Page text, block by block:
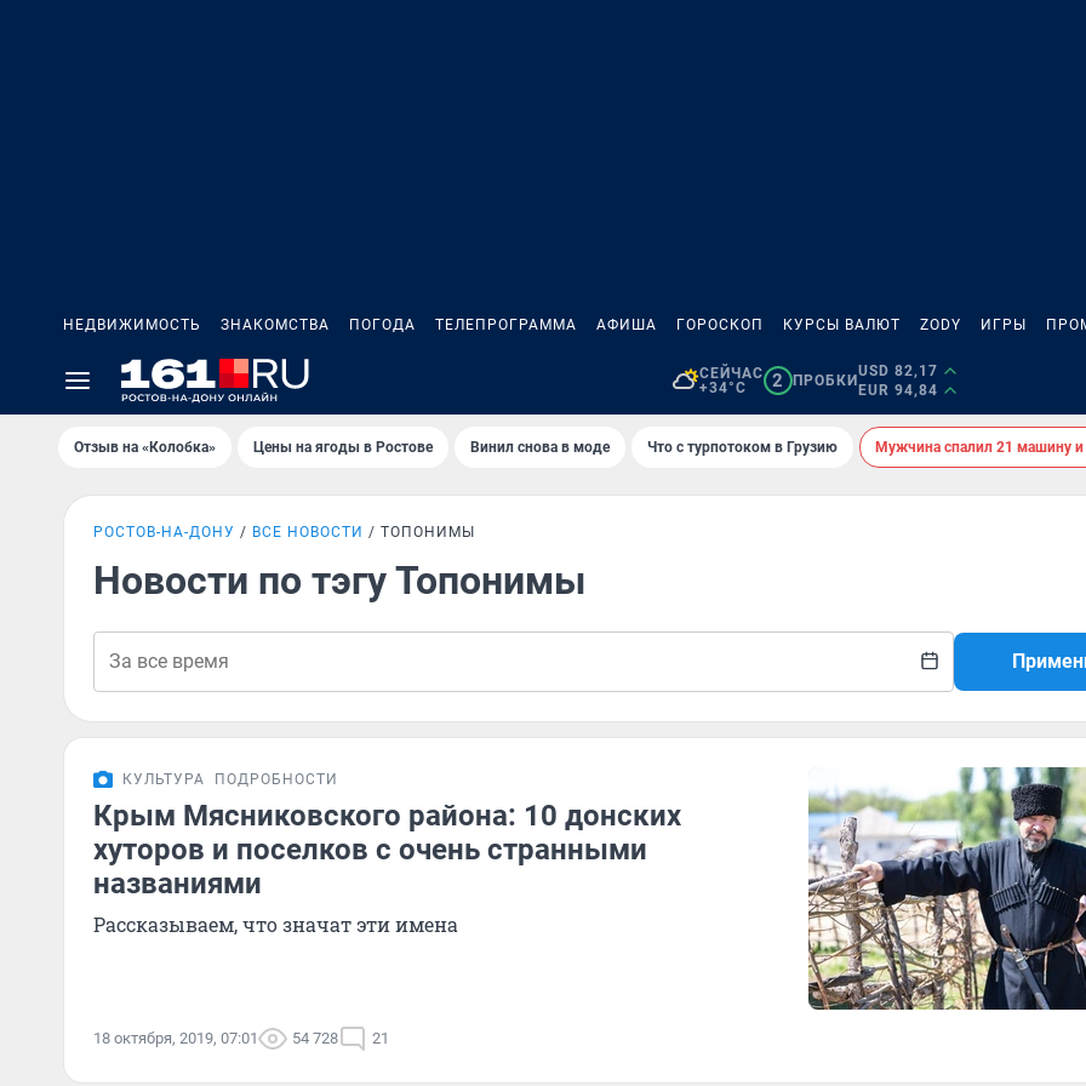
НЕДВИЖИМОСТЬ ЗНАКОМСТВА ПОГОДА ТЕЛЕПРОГРАММА АФИША ГОРОСКОП КУРСЫ ВАЛЮТ ZODY ИГРЫ
СЕЙЧАС
+34°C
2 ПРОБКИ
USD 82,17
EUR 94,84
Отзыв на «Колобка» Цены на ягоды в Ростове Винил снова в моде Что с турпотоком в Грузию Мужчина спалил 21 машину
РОСТОВ-НА-ДОНУ ВСЕ НОВОСТИ ТОПОНИМЫ
Новости по тэгу Топонимы
КУЛЬТУРА ПОДРОБНОСТИ
Крым Мясниковского района: 10 донских
хуторов и поселков с очень странными
названиями
Рассказываем, что значат эти имена
18 октября, 2019, 07:01 54 728 21